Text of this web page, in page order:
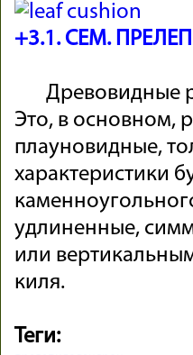
+3.1. СЕМ.
Древовидные
Это, в основном,
плауновидные,
характеристики
удлиненные,
или
киля.
Теги: